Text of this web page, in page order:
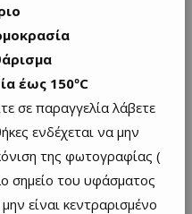
έως 150ºC
σε παραγγελία λάβετε
ενδέχεται να μην
της φωτογραφίας (
σημείο του υφάσματος
είναι κεντραρισμένο